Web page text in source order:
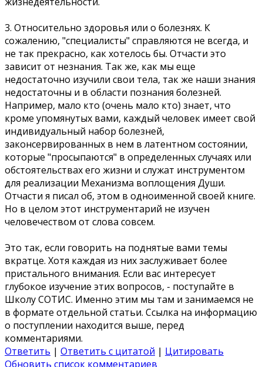
3. Относительно здоровья или о болезнях. К
сожалению, "специалисты" справляются не всегда, и
не так прекрасно, как хотелось бы. Отчасти это
зависит от незнания. Так же, как мы еще
недостаточно изучили свои тела, так же наши знания
недостаточны и в области познания болезней.
Например, мало кто (очень мало кто) знает, что
кроме упомянутых вами, каждый человек имеет свой
индивидуальный набор болезней,
законсервированных в нем в латентном состоянии,
которые "просыпаются" в определенных случаях или
обстоятельствах его жизни и служат инструментом
для реализации Механизма воплощения Души.
Отчасти я писал об, этом в одноименной своей книге.
Но в целом этот инструментарий не изучен
человечеством от слова совсем.
Это так, если говорить на поднятые вами темы
вкратце. Хотя каждая из них заслуживает более
пристального внимания. Если вас интересует
глубокое изучение этих вопросов, - поступайте в
Школу СОТИС. Именно этим мы там и занимаемся не
в формате отдельной статьи. Ссылка на информацию
о поступлении находится выше, перед
комментариями.
Ответить | Ответить с цитатой | Цитировать
Обновить список комментариев